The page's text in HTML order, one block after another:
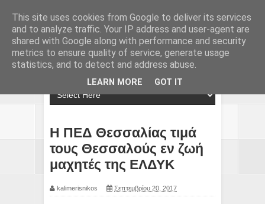
Η ΠΕΔ Θεσσαλίας τιμά
τους Θεσσαλούς εν ζωή
μαχητές της ΕΛΔΥΚ
kalimerisnikos Σεπτεμβρίου 20, 2017
This site uses cookies from Google to deliver its services
and to analyze traffic. Your IP address and user-agent are
shared with Google along with performance and security
metrics to ensure quality of service, generate usage
statistics, and to detect and address abuse.
LEARN MORE GOT IT